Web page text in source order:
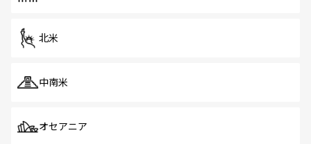
北米
中南米
オセアニア